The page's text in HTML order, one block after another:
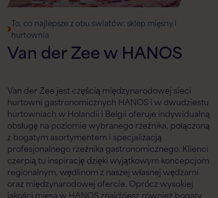
To, co najlepsze z obu światów: sklep mięsny i
hurtownia
Van der Zee w HANOS
Van der Zee jest częścią międzynarodowej sieci
hurtowni gastronomicznych HANOS i w dwudziestu
hurtowniach w Holandii i Belgii oferuje indywidualną
obsługę na poziomie wybranego rzeźnika, połączoną
z bogatym asortymentem i specjalizacją
profesjonalnego rzeźnika gastronomicznego. Klienci
czerpią tu inspirację dzięki wyjątkowym koncepcjom
regionalnym, wędlinom z naszej własnej wędzarni
oraz międzynarodowej ofercie. Oprócz wysokiej
jakości mięsa w HANOS znajdziesz również bogaty